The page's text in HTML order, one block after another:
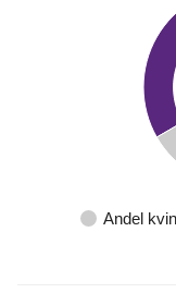
Andel